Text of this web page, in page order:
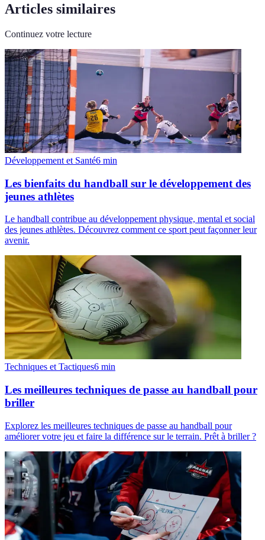
Articles similaires
Continuez votre lecture
Développement et Santé6 min
Les bienfaits du handball sur le développement des
jeunes athlètes
Le handball contribue au développement physique, mental et social
des jeunes athlètes. Découvrez comment ce sport peut façonner leur
avenir.
Techniques et Tactiques6 min
Les meilleures techniques de passe au handball pour
briller
Explorez les meilleures techniques de passe au handball pour
améliorer votre jeu et faire la différence sur le terrain. Prêt à briller ?